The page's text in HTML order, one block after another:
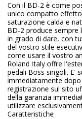
Con il BD-2 è come
unico compatto effetto
saturazione calda e
BD-2 produce sempre
in grado di dare, con
del vostro stile
come usare il vostro
Roland Italy offre
pedali Boss singoli. E'
immediatamente
registrazione sul sito
della garanzia
utilizzare
Caratteristiche